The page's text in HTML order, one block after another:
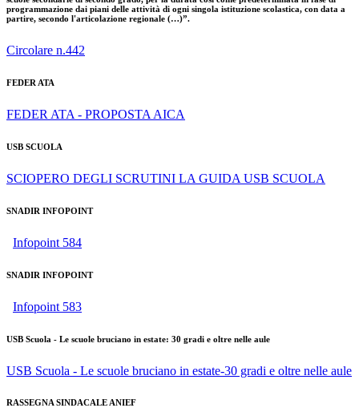
programmazione dai piani delle attività di ogni singola istituzione scolastica, con data a
partire, secondo l'articolazione regionale (…)”.
Circolare n.442
FEDER ATA
FEDER ATA - PROPOSTA AICA
USB SCUOLA
SCIOPERO DEGLI SCRUTINI LA GUIDA USB SCUOLA
SNADIR INFOPOINT
Infopoint 584
SNADIR INFOPOINT
Infopoint 583
USB Scuola - Le scuole bruciano in estate: 30 gradi e oltre nelle aule
USB Scuola - Le scuole bruciano in estate-30 gradi e oltre nelle aule
RASSEGNA SINDACALE ANIEF